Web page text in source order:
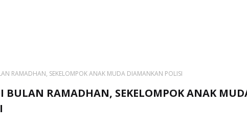
RAMADHAN, SEKELOMPOK ANAK MUDA DIAMANKAN POLISI
BULAN RAMADHAN, SEKELOMPOK ANAK